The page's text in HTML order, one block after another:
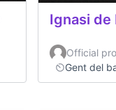
Ignasi de
Official
Gent del